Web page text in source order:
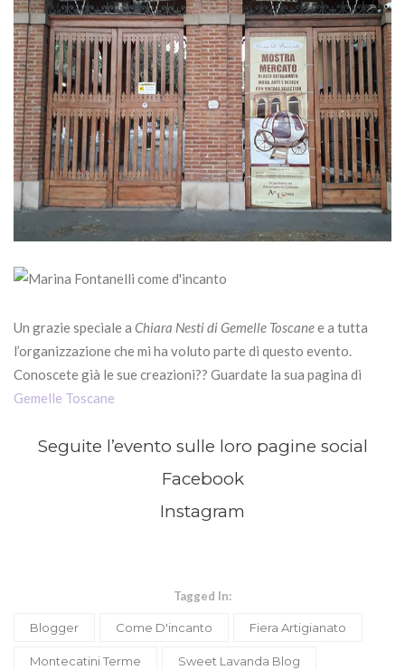
Un grazie speciale a Chiara Nesti di Gemelle Toscanee a tutta
l’organizzazione che mi ha voluto parte di questo evento.
Conoscete già le sue creazioni?? Guardate la sua pagina di
Gemelle Toscane
Seguite l’evento sulle loro pagine social
Facebook
Instagram
Tagged In:
Blogger Come D'incanto Fiera Artigianato
Montecatini Terme Sweet Lavanda Blog